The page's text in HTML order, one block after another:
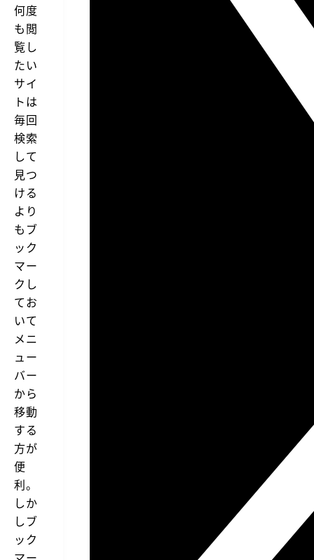
何度
も閲
覧し
たい
サイ
トは
毎回
検索
して
見つ
ける
より
もブ
ック
マー
クし
てお
いて
メニ
ュー
バー
から
移動
する
方が
便
利。
しか
しブ
ック